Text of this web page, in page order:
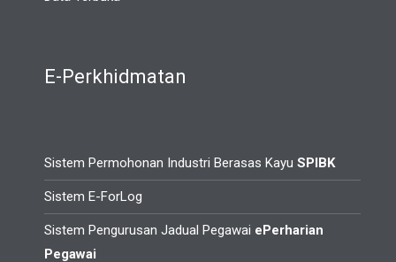
E-Perkhidmatan
Sistem Permohonan Industri Berasas Kayu SPIBK
Sistem E-ForLog
Sistem Pengurusan Jadual Pegawai ePerharian
Pegawai